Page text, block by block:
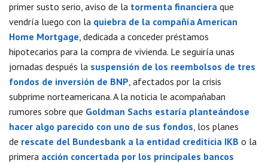
primer susto serio, aviso de la tormenta financiera que
vendría luego con la quiebra de la compañíaAmerican
Home Mortgage, dedicada a conceder préstamos
hipotecarios para la compra de vivienda. Le seguiría unas
jornadas después la suspensión de los reembolsos de tres
fondos de inversión de BNP, afectados por la crisis
subprime norteamericana. A la noticia le acompañaban
rumores sobre que Goldman Sachs estaría planteándose
hacer algo parecido con uno de sus fondos, los planes
de rescate del Bundesbank a la entidad crediticia IKB o la
primera acción concertada por los principales bancos